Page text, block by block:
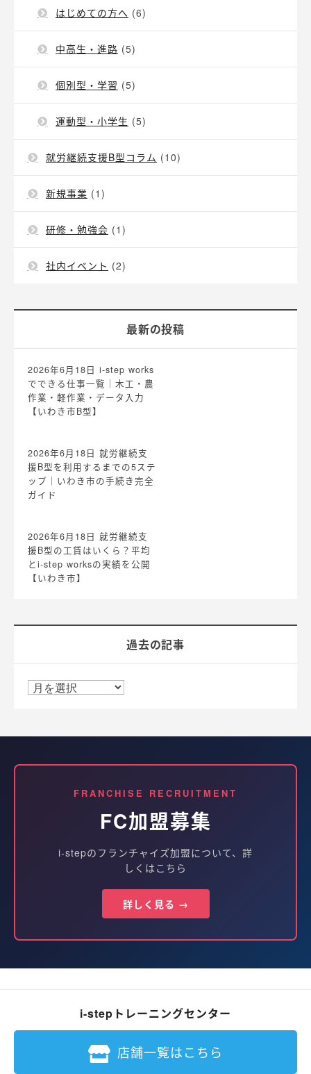
はじめての方へ (6)
中高生・進路 (5)
個別型・学習 (5)
運動型・小学生 (5)
就労継続支援B型コラム (10)
新規事業 (1)
研修・勉強会 (1)
社内イベント (2)
最新の投稿
2026年6月18日 i-step works
でできる仕事一覧｜木工・農
作業・軽作業・データ入力
【いわき市B型】
2026年6月18日 就労継続支
援B型を利用するまでの5ステ
ップ｜いわき市の手続き完全
ガイド
2026年6月18日 就労継続支
援B型の工賃はいくら？平均
とi-step worksの実績を公開
【いわき市】
過去の記事
FRANCHISE RECRUITMENT
FC加盟募集
i-stepのフランチャイズ加盟について、詳
しくはこちら
詳しく見る →
i-stepトレーニングセンター
店舗一覧はこちら